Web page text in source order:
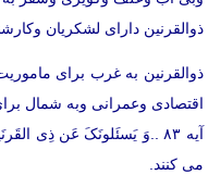
ذوالقرنین دارای لشکریان
ذوالقرنین به غرب برای
اقتصادی وعمرانی وبه شمال
آیه ۸۳ ..وَ یَسئَلونَکَ عَن ذِی
می کنند.